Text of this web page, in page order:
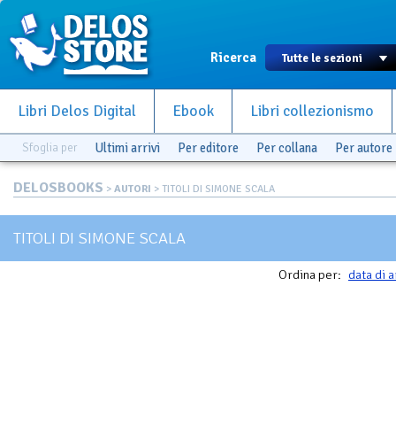
Ricerca
Libri Delos Digital Ebook Libri collezionismo
Sfoglia per Ultimi arrivi Per editore Per collana Per autore
DELOSBOOKS > AUTORI > TITOLI DI SIMONE SCALA
TITOLI DI SIMONE SCALA
Ordina per: data di